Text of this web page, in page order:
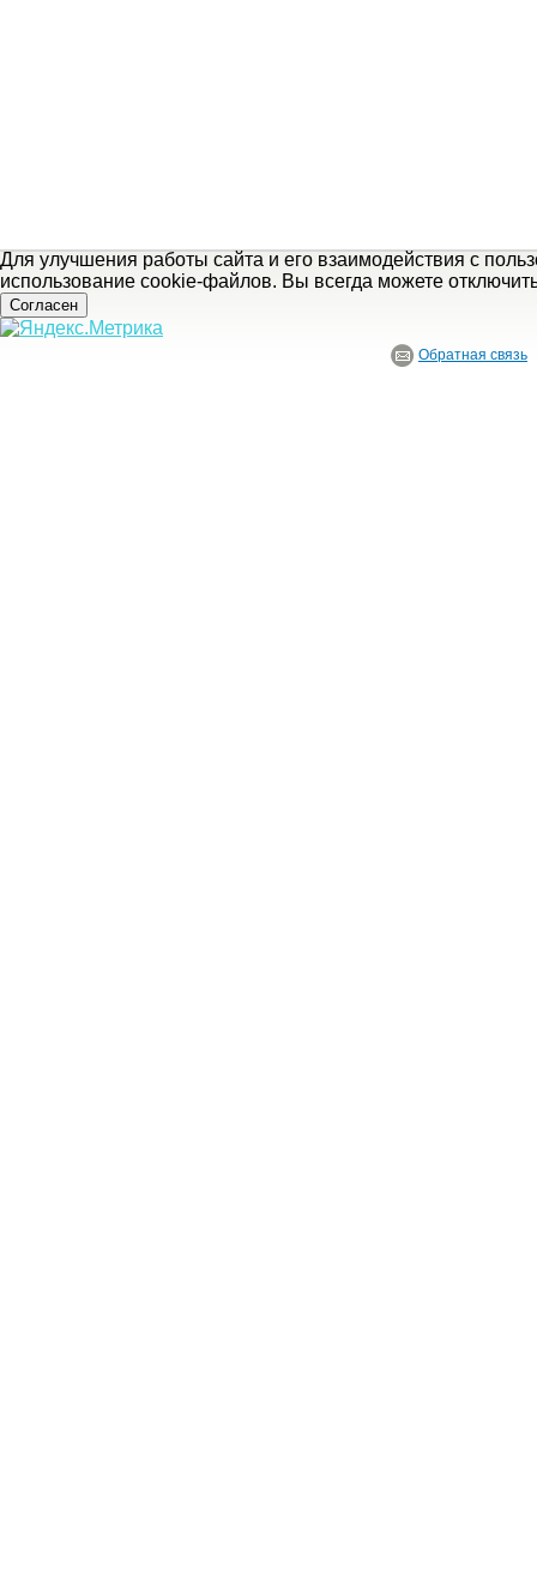
Для улучшения работы сайта и его взаимодействия с
использование cookie-файлов. Вы всегда можете
Согласен
Обратная связь